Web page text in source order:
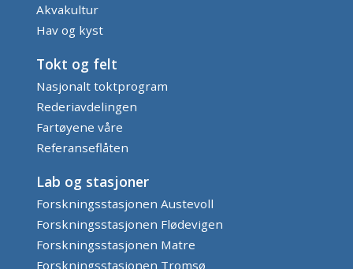
Akvakultur
Hav og kyst
Tokt og felt
Nasjonalt toktprogram
Rederiavdelingen
Fartøyene våre
Referanseflåten
Lab og stasjoner
Forskningsstasjonen Austevoll
Forskningsstasjonen Flødevigen
Forskningsstasjonen Matre
Forskningsstasjonen Tromsø